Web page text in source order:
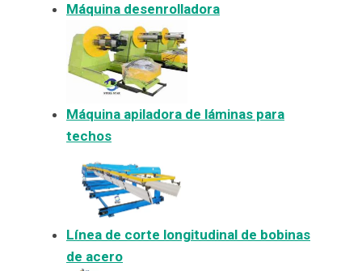
Máquina desenrolladora
Máquina apiladora de láminas para
techos
Línea de corte longitudinal de bobinas
de acero